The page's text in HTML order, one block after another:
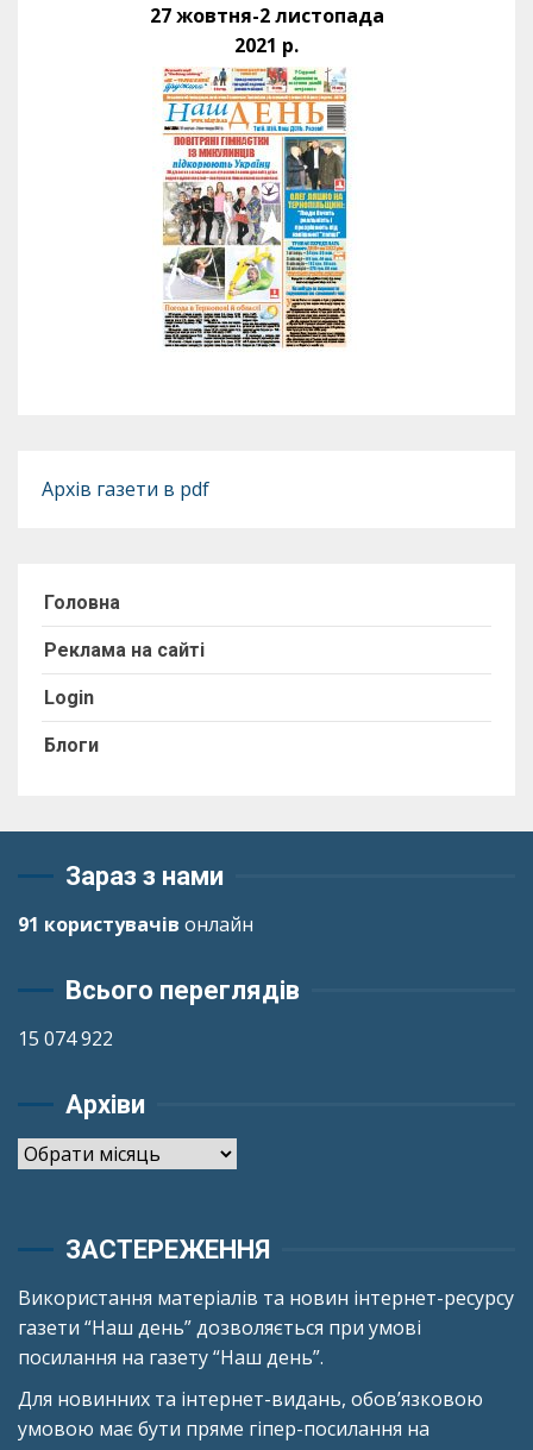
27 жовтня-2 листопада
2021 р.
Архів газети в pdf
Головна
Реклама на сайті
Login
Блоги
Зараз з нами
91 користувачів онлайн
Всього переглядів
15 074 922
Архіви
Архіви
ЗАСТЕРЕЖЕННЯ
Використання матеріалів та новин інтернет-ресурсу
газети “Наш день” дозволяється при умові
посилання на газету “Наш день”.
Для новинних та інтернет-видань, обов’язковою
умовою має бути пряме гіпер-посилання на